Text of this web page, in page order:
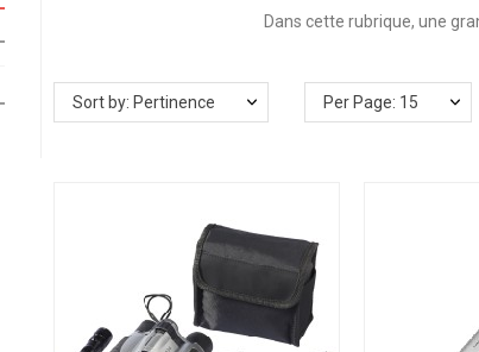
Dans cette rubrique, une
Sort by: Pertinence Per Page: 15